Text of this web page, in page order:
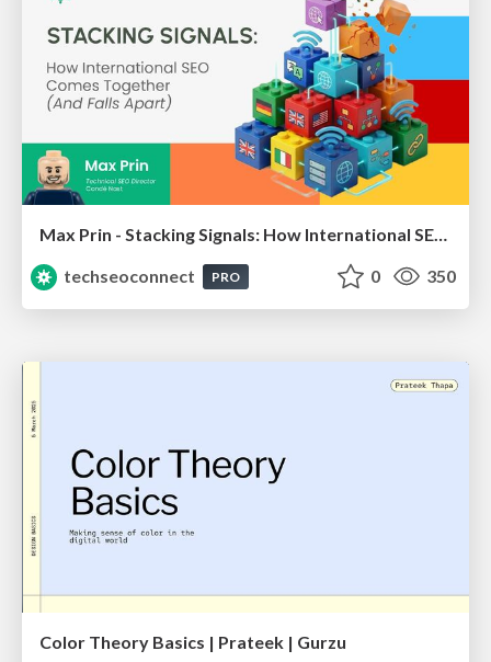
techseoconnect
PRO 0 350
Color Theory Basics | Prateek | Gurzu